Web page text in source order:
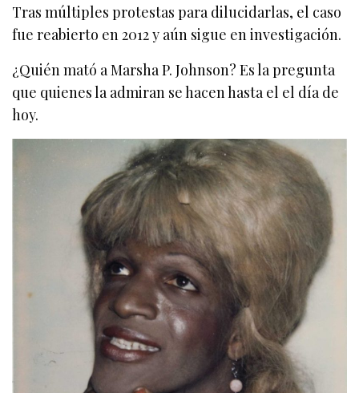
Tras múltiples protestas para dilucidarlas, el caso
fue reabierto en 2012 y aún sigue en investigación.
¿Quién mató a Marsha P. Johnson? Es la pregunta
que quienes la admiran se hacen hasta el el día de
hoy.